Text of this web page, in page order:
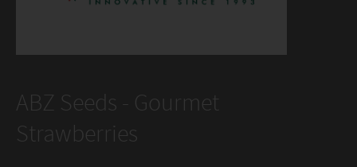
ABZ Seeds - Gourmet
Strawberries